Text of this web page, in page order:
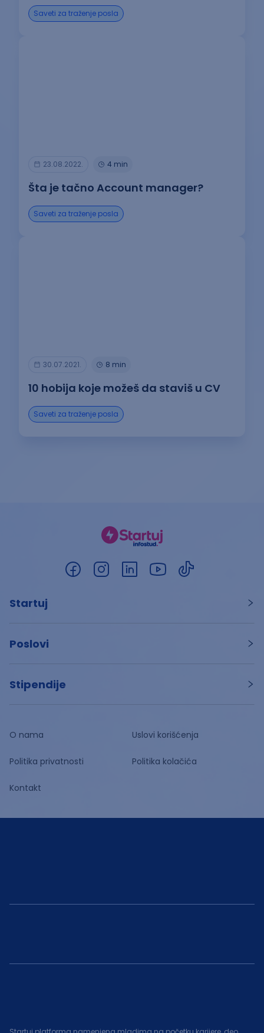
Saveti za traženje posla
23.08.2022. 4 min
Šta je tačno Account manager?
Saveti za traženje posla
30.07.2021. 8 min
10 hobija koje možeš da staviš u CV
Saveti za traženje posla
Startuj
Poslovi
Stipendije
O nama Uslovi korišćenja
Politika privatnosti Politika kolačića
Kontakt